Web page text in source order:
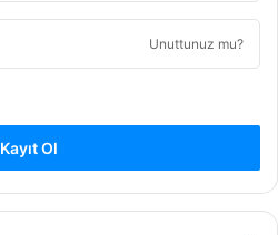
Unuttunuz mu?
Kayıt Ol